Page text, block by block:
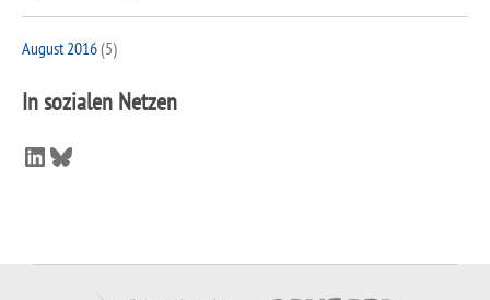
August 2016(5)
In sozialen Netzen
LinkedIn
Bluesky